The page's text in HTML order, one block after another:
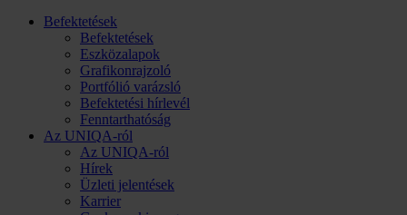
Befektetések
Befektetések
Eszközalapok
Grafikonrajzoló
Portfólió varázsló
Befektetési hírlevél
Fenntarthatóság
Az UNIQA-ról
Az UNIQA-ról
Hírek
Üzleti jelentések
Karrier